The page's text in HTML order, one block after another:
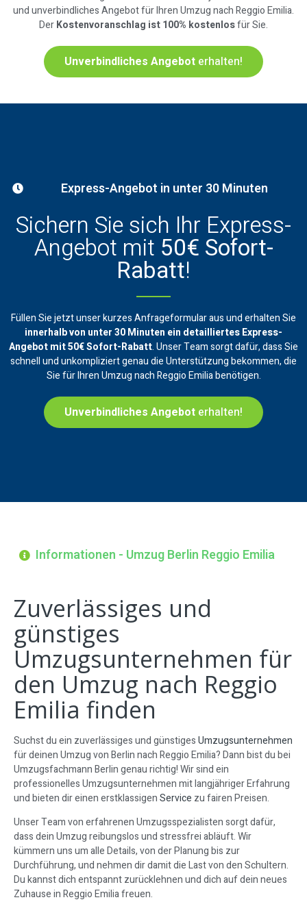
und unverbindliches Angebot für Ihren Umzug nach Reggio Emilia.
DerKostenvoranschlag ist 100% kostenlosfür Sie.
Unverbindliches Angebot erhalten!
Express-Angebot in unter 30 Minuten
Sichern Sie sich Ihr Express-
Angebot mit 50€ Sofort-
Rabatt!
Füllen Sie jetzt unser kurzes Anfrageformular aus und erhalten Sie
innerhalb von unter 30 Minuten ein detailliertes Express-
Angebot mit 50€ Sofort-Rabatt. Unser Team sorgt dafür, dass Sie
schnell und unkompliziert genau die Unterstützung bekommen, die
Sie für Ihren Umzug nach Reggio Emilia benötigen.
Unverbindliches Angebot erhalten!
Informationen - Umzug Berlin Reggio Emilia
Zuverlässiges und
günstiges
Umzugsunternehmen für
den Umzug nach Reggio
Emilia finden
Suchst du ein zuverlässiges und günstigesUmzugsunternehmen
für deinen Umzug von Berlin nach Reggio Emilia? Dann bist du bei
Umzugsfachmann Berlin genau richtig! Wir sind ein
professionelles Umzugsunternehmen mit langjähriger Erfahrung
und bieten dir einen erstklassigenService zu fairen Preisen.
Unser Team von erfahrenen Umzugsspezialisten sorgt dafür,
dass dein Umzug reibungslos und stressfrei abläuft. Wir
kümmern uns um alle Details, von der Planung bis zur
Durchführung, und nehmen dir damit die Last von den Schultern.
Du kannst dich entspannt zurücklehnen und dich auf dein neues
Zuhause in Reggio Emilia freuen.